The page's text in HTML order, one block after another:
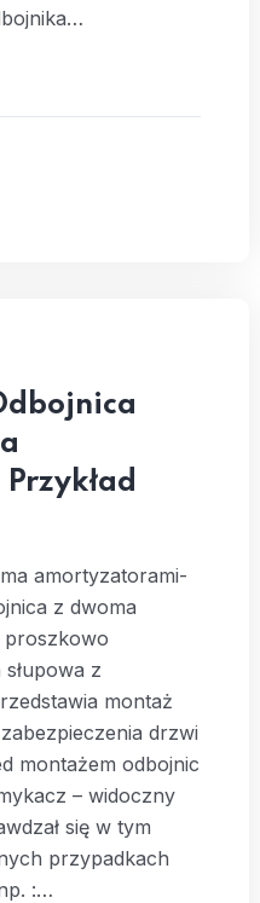
amortyzatorami-
z dwoma
proszkowo
z
montaż
drzwi
montażem odbojnic
– widoczny
się w tym
przypadkach
:…